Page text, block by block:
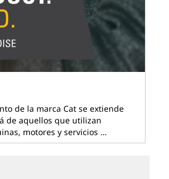
de la marca Cat se extiende
de aquellos que utilizan
motores y servicios …